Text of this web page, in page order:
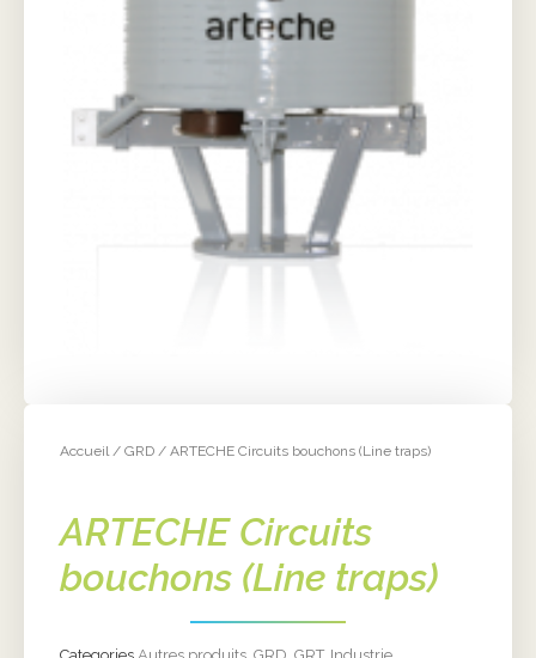
Accueil / GRD / ARTECHE Circuits bouchons (Line traps)
ARTECHE Circuits
bouchons (Line traps)